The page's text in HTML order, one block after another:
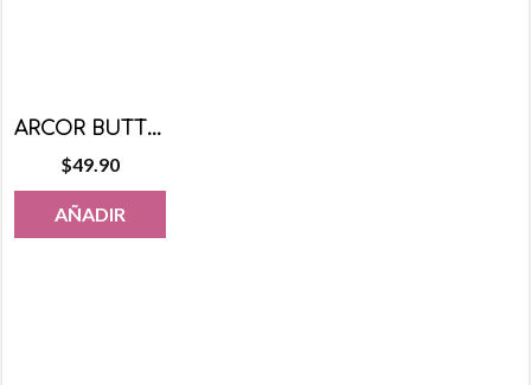
ARCOR BUTTER TOFFEES CAFE 50 PZS
$49.90
AÑADIR